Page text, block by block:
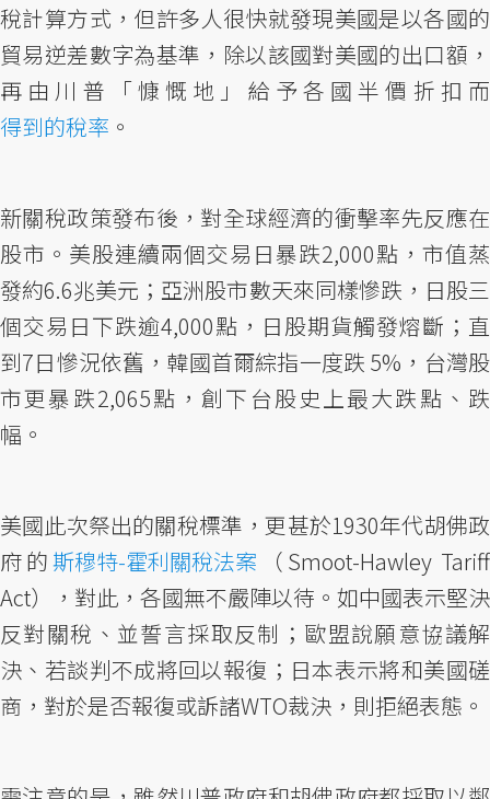
稅計算方式，但許多人很快就發現美國是以各國的
貿易逆差數字為基準，除以該國對美國的出口額，
再由川普「慷慨地」給予各國半價折扣而
得到的稅率 。
新關稅政策發布後，對全球經濟的衝擊率先反應在
股市。美股連續兩個交易日暴跌2,000點，市值蒸
發約6.6兆美元；亞洲股市數天來同樣慘跌，日股三
個交易日下跌逾4,000點，日股期貨觸發熔斷；直
到7日慘況依舊，韓國首爾綜指一度跌 5%，台灣股
市更暴跌2,065點，創下台股史上最大跌點、跌
幅。
美國此次祭出的關稅標準，更甚於1930年代胡佛政
府的斯穆特-霍利關稅法案 （Smoot-Hawley Tariff
Act），對此，各國無不嚴陣以待。如中國表示堅決
反對關稅、並誓言採取反制；歐盟說願意協議解
決、若談判不成將回以報復；日本表示將和美國磋
商，對於是否報復或訴諸WTO裁決，則拒絕表態。